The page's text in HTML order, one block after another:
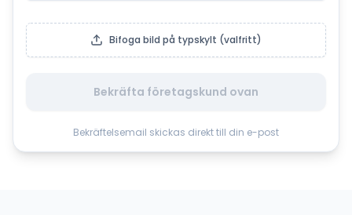
Bifoga bild på typskylt (valfritt)
Bekräfta företagskund ovan
Bekräftelsemail skickas direkt till din e-post